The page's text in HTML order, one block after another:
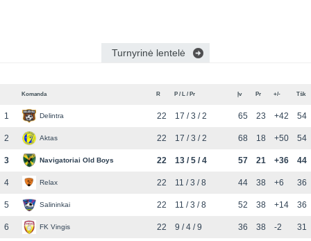
Turnyrinė lentelė
Komanda R P / L / Pr Įv Pr +/- Tšk
1 Delintra 22 17 / 3 / 2 65 23 +42 54
2 Aktas 22 17 / 3 / 2 68 18 +50 54
3 Navigatoriai Old Boys 22 13 / 5 / 4 57 21 +36 44
4 Relax 22 11 / 3 / 8 44 38 +6 36
5 Salininkai 22 11 / 3 / 8 52 38 +14 36
6 FK Vingis 22 9 / 4 / 9 36 38 -2 31